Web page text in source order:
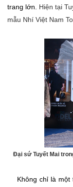
trang lớn. Hiện tại
mẫu Nhí Việt Nam
Đại sứ Tuyết Mai
Không chỉ là một